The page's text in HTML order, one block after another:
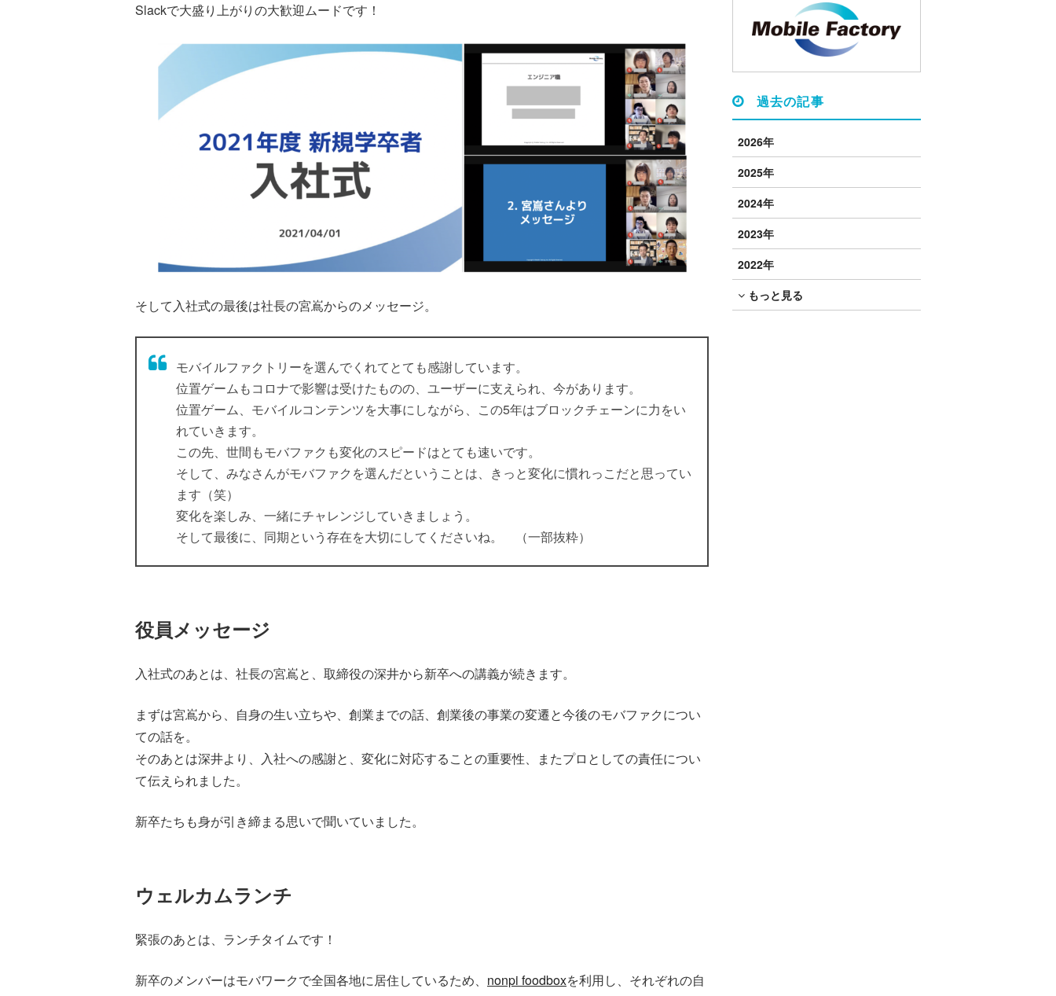
Slackで大盛り上がりの大歓迎ムードです！
そして入社式の最後は社長の宮嶌からのメッセージ。
モバイルファクトリーを選んでくれてとても感謝しています。
位置ゲームもコロナで影響は受けたものの、ユーザーに支えられ、今があります。
位置ゲーム、モバイルコンテンツを大事にしながら、この5年はブロックチェーンに力をい
れていきます。
この先、世間もモバファクも変化のスピードはとても速いです。
そして、みなさんがモバファクを選んだということは、きっと変化に慣れっこだと思ってい
ます（笑）
変化を楽しみ、一緒にチャレンジしていきましょう。
そして最後に、同期という存在を大切にしてくださいね。 （一部抜粋）
役員メッセージ
入社式のあとは、社長の宮嶌と、取締役の深井から新卒への講義が続きます。
まずは宮嶌から、自身の生い立ちや、創業までの話、創業後の事業の変遷と今後のモバファクについ
ての話を。
そのあとは深井より、入社への感謝と、変化に対応することの重要性、またプロとしての責任につい
て伝えられました。
新卒たちも身が引き締まる思いで聞いていました。
ウェルカムランチ
緊張のあとは、ランチタイムです！
新卒のメンバーはモバワークで全国各地に居住しているため、 nonpi foodboxを利用し、それぞれの自
過去の記事
2026年
2025年
2024年
2023年
2022年
もっと見る